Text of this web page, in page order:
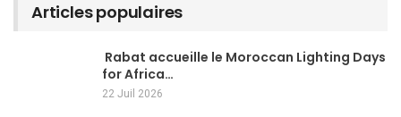
Articles populaires
Rabat accueille le Moroccan Lighting Days
for Africa…
22 Juil 2026